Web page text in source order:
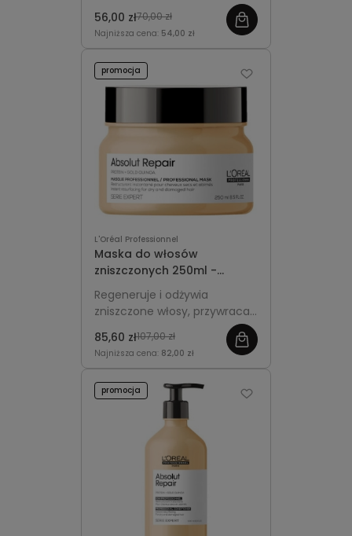
56,00 zł70,00 zł
Najniższa cena: 54,00 zł
L'Oréal Professionnel
Maska do włosów
zniszczonych 250ml -
L'Oréal Professionnel
Absolut Repair Gold
Regeneruje i odżywia
zniszczone włosy, przywraca
im gładkość, miękkość oraz
zdrowy połysk.
85,60 zł107,00 zł
Najniższa cena: 82,00 zł
promocja
promocja